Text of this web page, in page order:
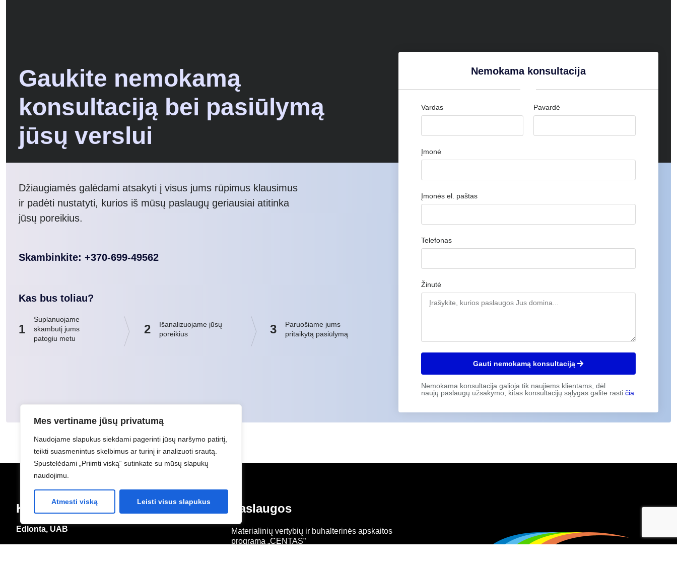
Mes vertiname jūsų privatumą
Naudojame slapukus siekdami pagerinti jūsų naršymo patirtį,
teikti suasmenintus skelbimus ar turinį ir analizuoti srautą.
Spustelėdami „Priimti viską“ sutinkate su mūsų slapukų
naudojimu.
Atmesti viską Leisti visus slapukus
Gaukite nemokamą
konsultaciją bei pasiūlymą
jūsų verslui
Džiaugiamės galėdami atsakyti į visus jums rūpimus klausimus
ir padėti nustatyti, kurios iš mūsų paslaugų geriausiai atitinka
jūsų poreikius.
Skambinkite: +370-699-49562
Kas bus toliau?
1
Suplanuojame
skambutį jums
patogiu metu
2
Išanalizuojame jūsų
poreikius
3
Paruošiame jums
pritaikytą pasiūlymą
Nemokama konsultacija
Vardas Pavardė
Įmonė
Įmonės el. paštas
Telefonas
Žinutė
Gauti nemokamą konsultaciją
Nemokama konsultacija galioja tik naujiems klientams, dėl
naujų paslaugų užsakymo, kitas konsultacijų sąlygas galite rasti čia
Kontaktai
Edlonta, UAB
Paslaugos
Materialinių vertybių ir buhalterinės apskaitos
programa „CENTAS”